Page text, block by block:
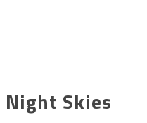
Night Skies